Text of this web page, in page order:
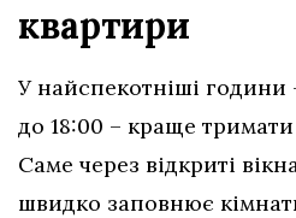
квартири
У найспекотніші години
до 18:00 – краще
Саме через відкриті
швидко заповнює